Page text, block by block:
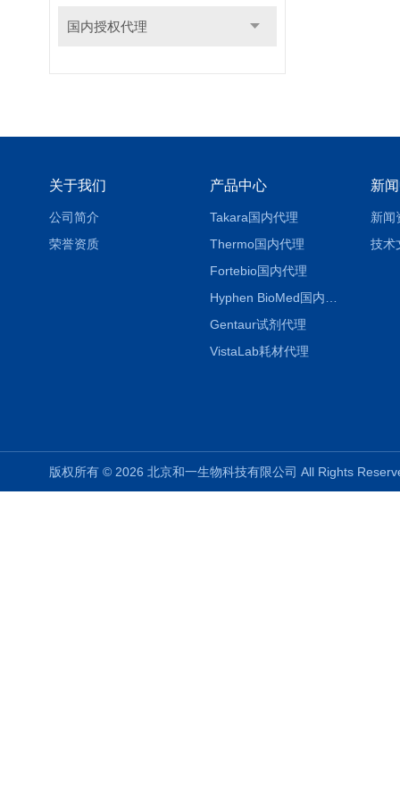
国内授权代理
关于我们
公司简介
荣誉资质
产品中心
Takara国内代理
Thermo国内代理
Fortebio国内代理
Gentaur试剂代理
VistaLab耗材代理
新
新闻
技术
版权所有 © 2026 北京和一生物科技有限公司 All Rights